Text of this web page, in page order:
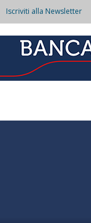
Iscriviti alla Newsletter